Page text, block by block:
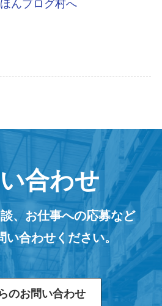
合わせ
、お仕事への応募など
い合わせください。
のお問い合わせ